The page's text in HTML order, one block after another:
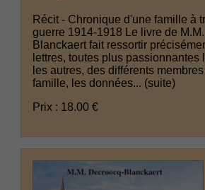
Récit - Chronique d'une famille à
guerre 1914-1918 Le livre de
Blanckaert fait ressortir
lettres, toutes plus passionnantes
les autres, des différents
famille, les données... (suite)
Prix : 18.00 €